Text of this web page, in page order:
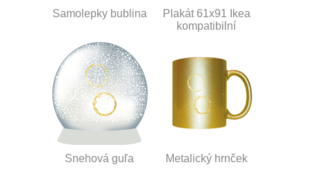
Samolepky bublina
Plakát 61x91 Ikea
kompatibilní
Snehová guľa Metalický hrnček